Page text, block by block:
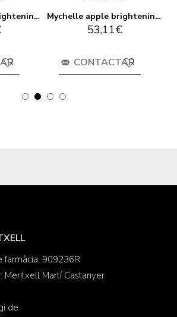
Mychelle apple brightening mist taques de l'edat pas 4 61ml Mychelle apple brightening serum taques d'edat pas 3 30ml
53,11€
CONTACTAR
farmàcia: 909236R
Meritxell Martí Castanyer
de